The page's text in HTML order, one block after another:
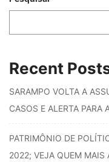
Recent
SARAMPO VOLTA A
CASOS E ALERTA PARA
PATRIMÔNIO DE
2022; VEJA QUEM MAIS